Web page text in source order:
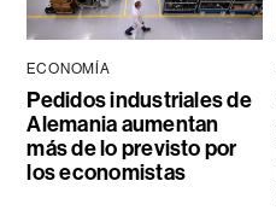
ECONOMÍA
Pedidos industriales de
Alemania aumentan
más de lo previsto por
los economistas